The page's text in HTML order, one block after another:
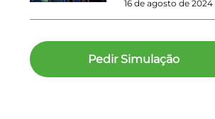
16 de agosto de 2024
Pedir Simulação